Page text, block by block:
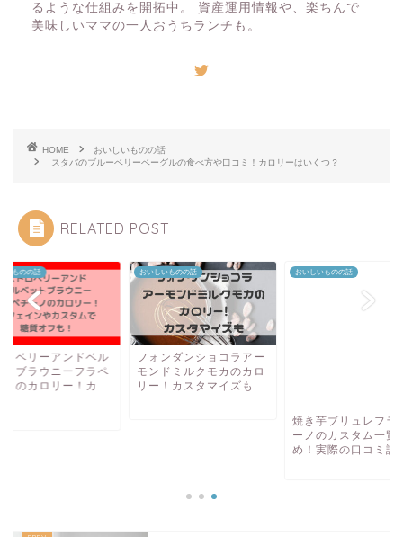
るような仕組みを開拓中。 資産運用情報や、楽ちんで
美味しいママの一人おうちランチも。
HOME
おいしいものの話
スタバのブルーベリーベーグルの食べ方や口コミ！カロリーはいくつ？
RELATED POST
いものの話
ロベリーアンドベル
トブラウニーフラペ
ノのカロリー！カ
おいしいものの話
フォンダンショコラアー
モンドミルクモカのカロ
リー！カスタマイズも
おいしいものの話